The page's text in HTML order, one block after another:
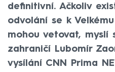
definitivní. Ačkoliv
odvolání se k
mohou vetovat, myslí
zahraničí Lubomír
vysílání CNN Prima